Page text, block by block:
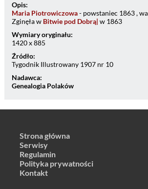
Opis:
Maria Piotrowiczowa- powstaniec 1863 ,
Zginęła w Bitwie pod Dobrą| w 1863
Wymiary oryginału:
1420 x 885
Źródło:
Tygodnik Illustrowany 1907 nr 10
Nadawca:
Genealogia Polaków
Strona główna
Serwisy
Regulamin
Polityka prywatności
Kontakt